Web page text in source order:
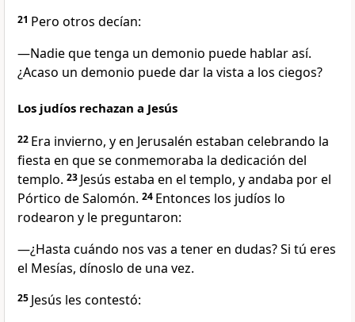
21 Pero otros decían:
—Nadie que tenga un demonio puede hablar así.
¿Acaso un demonio puede dar la vista a los ciegos?
Los judíos rechazan a Jesús
22 Era invierno, y en Jerusalén estaban celebrando la
fiesta en que se conmemoraba la dedicación del
templo. 23 Jesús estaba en el templo, y andaba por el
Pórtico de Salomón. 24 Entonces los judíos lo
rodearon y le preguntaron:
—¿Hasta cuándo nos vas a tener en dudas? Si tú eres
el Mesías, dínoslo de una vez.
25 Jesús les contestó: